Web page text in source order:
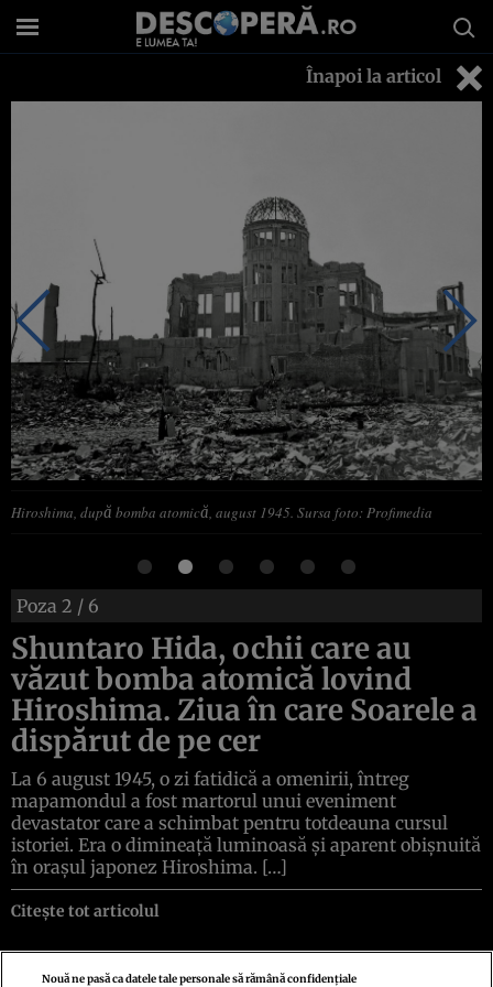
Înapoi la articol
Hiroshima, după bomba atomică, august 1945. Sursa foto: Profimedia
Poza 2 / 6
Shuntaro Hida, ochii care au
văzut bomba atomică lovind
Hiroshima. Ziua în care Soarele a
dispărut de pe cer
La 6 august 1945, o zi fatidică a omenirii, întreg
mapamondul a fost martorul unui eveniment
devastator care a schimbat pentru totdeauna cursul
istoriei. Era o dimineață luminoasă și aparent obișnuită
în orașul japonez Hiroshima. […]
Citește tot articolul
Nouă ne pasă ca datele tale personale să rămână confidențiale